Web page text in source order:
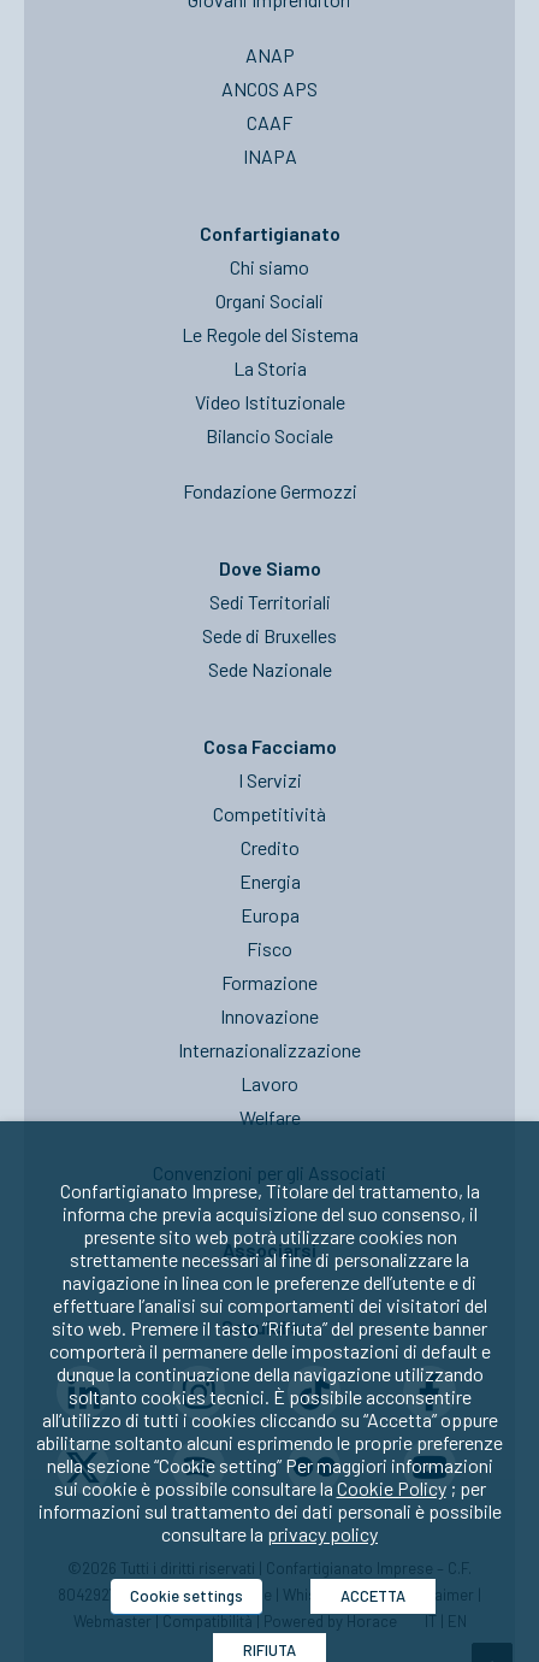
ANAP
ANCOS APS
CAAF
INAPA
Confartigianato
Chi siamo
Organi Sociali
Le Regole del Sistema
La Storia
Video Istituzionale
Bilancio Sociale
Fondazione Germozzi
Dove Siamo
Sedi Territoriali
Sede di Bruxelles
Sede Nazionale
Cosa Facciamo
I Servizi
Competitività
Credito
Energia
Europa
Fisco
Formazione
Innovazione
Internazionalizzazione
Lavoro
Welfare
Convenzioni per gli Associati
Associarsi
Seguici su:
©2026 Tutti i diritti riservati | Confartigianato Imprese – C.F.
80429270582 |Privacy|Cookie Whistleblowing|Disclaimer
Webmaster|Compatibilità| Powered by Horace IT EN
Confartigianato Imprese, Titolare del trattamento, la
informa che previa acquisizione del suo consenso, il
presente sito web potrà utilizzare cookies non
strettamente necessari al fine di personalizzare la
navigazione in linea con le preferenze dell’utente e di
effettuare l’analisi sui comportamenti dei visitatori del
sito web. Premere il tasto “Rifiuta” del presente banner
comporterà il permanere delle impostazioni di default e
dunque la continuazione della navigazione utilizzando
soltanto cookies tecnici. È possibile acconsentire
all’utilizzo di tutti i cookies cliccando su “Accetta” oppure
abilitarne soltanto alcuni esprimendo le proprie preferenze
nella sezione “Cookie setting” Per maggiori informazioni
sui cookie è possibile consultare la Cookie Policy; per
informazioni sul trattamento dei dati personali è possibile
consultare la privacy policy
Cookie settings ACCETTA
RIFIUTA